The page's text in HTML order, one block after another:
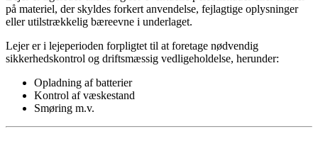
på materiel, der skyldes forkert anvendelse, fejlagtige oplysninger
eller utilstrækkelig bæreevne i underlaget.
Lejer er i lejeperioden forpligtet til at foretage nødvendig
sikkerhedskontrol og driftsmæssig vedligeholdelse, herunder:
Opladning af batterier
Kontrol af væskestand
Smøring m.v.